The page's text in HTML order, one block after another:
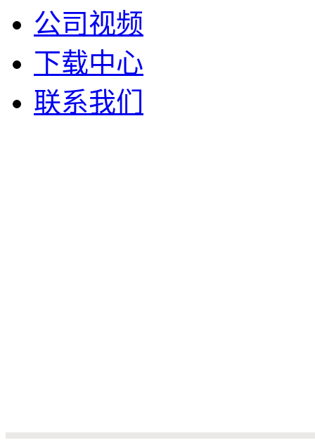
公司视频
下载中心
联系我们